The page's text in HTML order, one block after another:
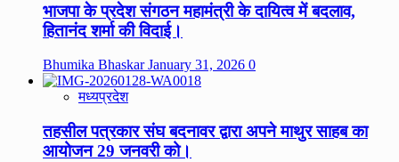
भाजपा के प्रदेश संगठन महामंत्री के दायित्व में बदलाव,
हितानंद शर्मा की विदाई।
Bhumika BhaskarJanuary 31, 2026 0
मध्यप्रदेश
तहसील पत्रकार संघ बदनावर द्वारा अपने माथुर साहब का
आयोजन 29 जनवरी को।